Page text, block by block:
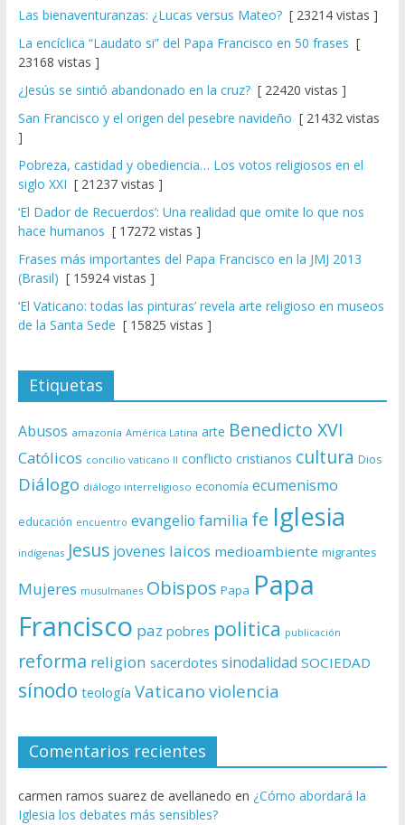
Las bienaventuranzas: ¿Lucas versus Mateo?[ 23214 vistas ]
La encíclica “Laudato si” del Papa Francisco en 50 frases [
23168 vistas ]
¿Jesús se sintió abandonado en la cruz?[ 22420 vistas ]
San Francisco y el origen del pesebre navideño [ 21432 vistas
]
Pobreza, castidad y obediencia… Los votos religiosos en el
siglo XXI [ 21237 vistas ]
‘El Dador de Recuerdos’: Una realidad que omite lo que nos
hace humanos [ 17272 vistas ]
Frases más importantes del Papa Francisco en la JMJ 2013
(Brasil) [ 15924 vistas ]
‘El Vaticano: todas las pinturas’ revela arte religioso en museos
de la Santa Sede [ 15825 vistas ]
Etiquetas
Abusos amazonía América Latina arte Benedicto XVI
Católicos concilio vaticano II conflicto cristianos cultura Dios
Diálogo diálogo interreligioso economía ecumenismo
educación encuentro evangelio familia fe Iglesia
indígenas Jesus jovenes laicos medioambiente migrantes
Mujeres musulmanes Obispos Papa Papa
Francisco paz pobres politica publicación
reforma religion sacerdotes sinodalidad SOCIEDAD
sínodo teología Vaticano violencia
Comentarios recientes
carmen ramos suarez de avellanedo en ¿Cómo abordará la
Iglesia los debates más sensibles?